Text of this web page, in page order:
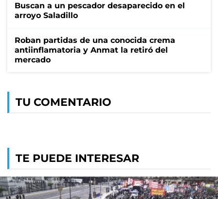
Buscan a un pescador desaparecido en el
arroyo Saladillo
Roban partidas de una conocida crema
antiinflamatoria y Anmat la retiró del
mercado
TU COMENTARIO
TE PUEDE INTERESAR